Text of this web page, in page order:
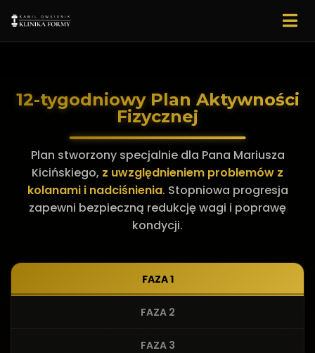
12-tygodniowy Plan Aktywności
Fizycznej
Plan stworzony specjalnie dla Pana Mariusza
Kicińskiego, z uwzględnieniem problemów z
kolanami i nadciśnienia. Stopniowa progresja
zapewni bezpieczną redukcję wagi i poprawę
kondycji.
FAZA 1
FAZA 2
FAZA 3